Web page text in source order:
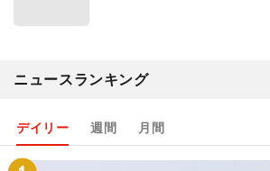
ニュースランキング
デイリー 週間 月間